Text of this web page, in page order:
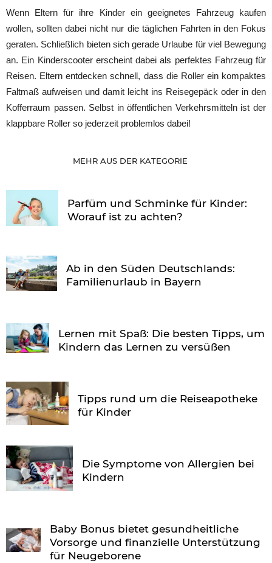
Wenn Eltern für ihre Kinder ein geeignetes Fahrzeug kaufen
wollen, sollten dabei nicht nur die täglichen Fahrten in den Fokus
geraten. Schließlich bieten sich gerade Urlaube für viel Bewegung
an. Ein Kinderscooter erscheint dabei als perfektes Fahrzeug für
Reisen. Eltern entdecken schnell, dass die Roller ein kompaktes
Faltmaß aufweisen und damit leicht ins Reisegepäck oder in den
Kofferraum passen. Selbst in öffentlichen Verkehrsmitteln ist der
klappbare Roller so jederzeit problemlos dabei!
MEHR AUS DER KATEGORIE
Parfüm und Schminke für Kinder:
Worauf ist zu achten?
Ab in den Süden Deutschlands:
Familienurlaub in Bayern
Lernen mit Spaß: Die besten Tipps, um
Kindern das Lernen zu versüßen
Tipps rund um die Reiseapotheke
für Kinder
Die Symptome von Allergien bei
Kindern
Baby Bonus bietet gesundheitliche
Vorsorge und finanzielle Unterstützung
für Neugeborene